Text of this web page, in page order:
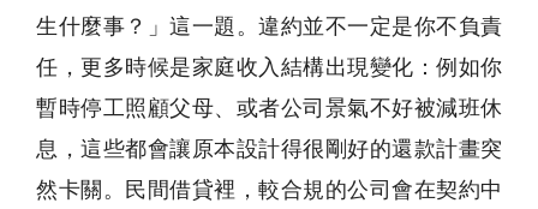
生什麼事？」這一題。違約並不一定是你不負責
任，更多時候是家庭收入結構出現變化：例如你
暫時停工照顧父母、或者公司景氣不好被減班休
息，這些都會讓原本設計得很剛好的還款計畫突
然卡關。民間借貸裡，較合規的公司會在契約中